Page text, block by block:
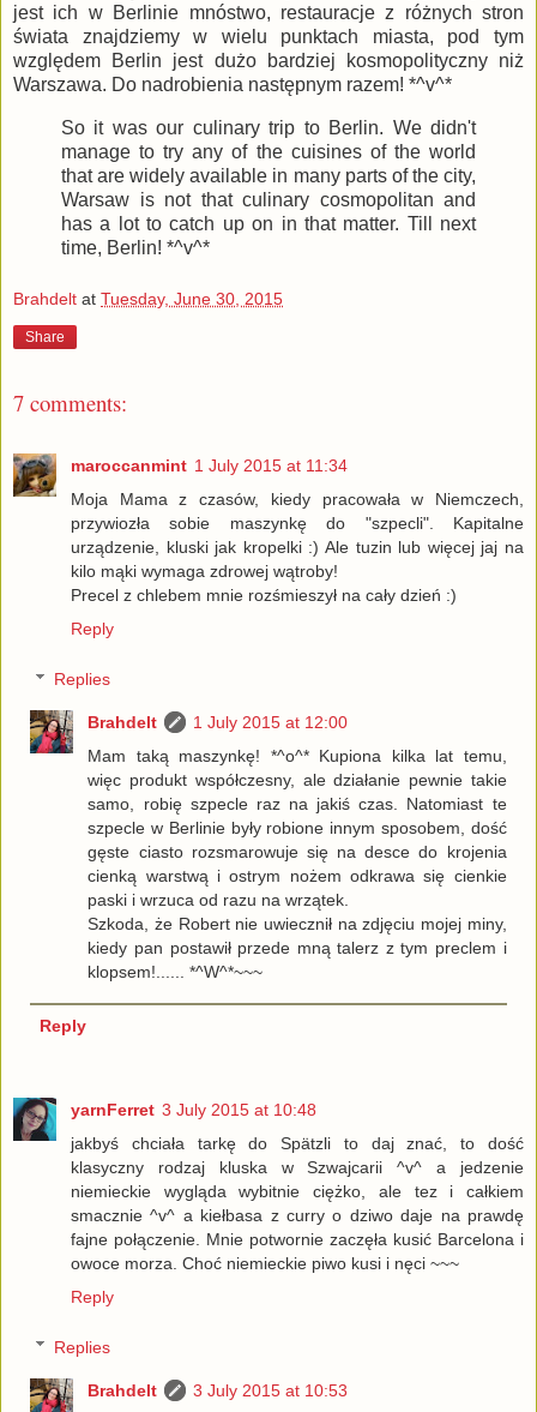
jest ich w Berlinie mnóstwo, restauracje z różnych stron
świata znajdziemy w wielu punktach miasta, pod tym
względem Berlin jest dużo bardziej kosmopolityczny niż
Warszawa. Do nadrobienia następnym razem! *^v^*
So it was our culinary trip to Berlin. We didn't
manage to try any of the cuisines of the world
that are widely available in many parts of the city,
Warsaw is not that culinary cosmopolitan and
has a lot to catch up on in that matter. Till next
time, Berlin! *^v^*
Brahdelt at Tuesday, June 30, 2015
Share
7 comments:
maroccanmint 1 July 2015 at 11:34
Moja Mama z czasów, kiedy pracowała w Niemczech,
przywiozła sobie maszynkę do "szpecli". Kapitalne
urządzenie, kluski jak kropelki :) Ale tuzin lub więcej jaj na
kilo mąki wymaga zdrowej wątroby!
Precel z chlebem mnie rozśmieszył na cały dzień :)
Reply
Replies
Brahdelt
1 July 2015 at 12:00
Mam taką maszynkę! *^o^* Kupiona kilka lat temu,
więc produkt współczesny, ale działanie pewnie takie
samo, robię szpecle raz na jakiś czas. Natomiast te
szpecle w Berlinie były robione innym sposobem, dość
gęste ciasto rozsmarowuje się na desce do krojenia
cienką warstwą i ostrym nożem odkrawa się cienkie
paski i wrzuca od razu na wrzątek.
Szkoda, że Robert nie uwiecznił na zdjęciu mojej miny,
kiedy pan postawił przede mną talerz z tym preclem i
klopsem!...... *^W^*~~~
Reply
yarnFerret 3 July 2015 at 10:48
jakbyś chciała tarkę do Spätzli to daj znać, to dość
klasyczny rodzaj kluska w Szwajcarii ^v^ a jedzenie
niemieckie wygląda wybitnie ciężko, ale tez i całkiem
smacznie ^v^ a kiełbasa z curry o dziwo daje na prawdę
fajne połączenie. Mnie potwornie zaczęła kusić Barcelona i
owoce morza. Choć niemieckie piwo kusi i nęci ~~~
Reply
Replies
Brahdelt
3 July 2015 at 10:53